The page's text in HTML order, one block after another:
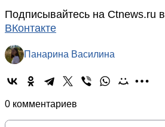
Подписывайтесь на Ctnews.ru в
ВКонтакте
Панарина Василина
0 комментариев